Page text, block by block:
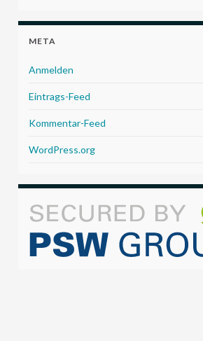
META
Anmelden
Eintrags-Feed
Kommentar-Feed
WordPress.org